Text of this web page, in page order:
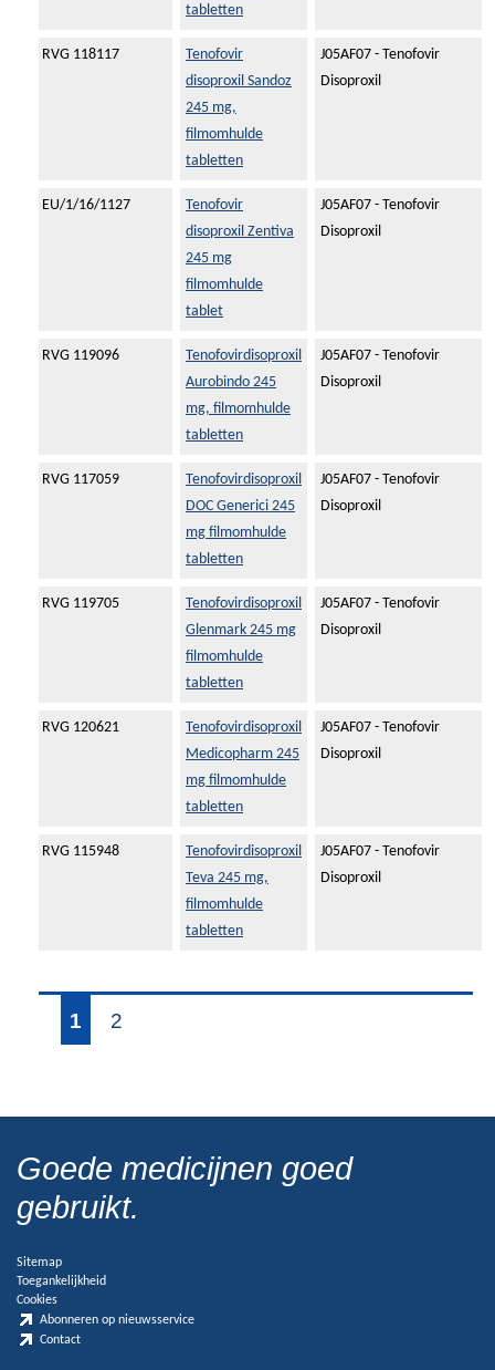
tabletten
RVG 118117
Tenofovir
disoproxil Sandoz
245 mg,
filmomhulde
tabletten
J05AF07 - Tenofovir
Disoproxil
EU/1/16/1127
Tenofovir
disoproxil Zentiva
245 mg
filmomhulde
tablet
J05AF07 - Tenofovir
Disoproxil
RVG 119096
Tenofovirdisoproxil
Aurobindo 245
mg, filmomhulde
tabletten
J05AF07 - Tenofovir
Disoproxil
RVG 117059
Tenofovirdisoproxil
DOC Generici 245
mg filmomhulde
tabletten
J05AF07 - Tenofovir
Disoproxil
RVG 119705
Tenofovirdisoproxil
Glenmark 245 mg
filmomhulde
tabletten
J05AF07 - Tenofovir
Disoproxil
RVG 120621
Tenofovirdisoproxil
Medicopharm 245
mg filmomhulde
tabletten
J05AF07 - Tenofovir
Disoproxil
RVG 115948
Tenofovirdisoproxil
Teva 245 mg,
filmomhulde
tabletten
J05AF07 - Tenofovir
Disoproxil
1 2
Goede medicijnen goed
gebruikt.
Sitemap
Toegankelijkheid
Cookies
Abonneren op nieuwsservice
Contact